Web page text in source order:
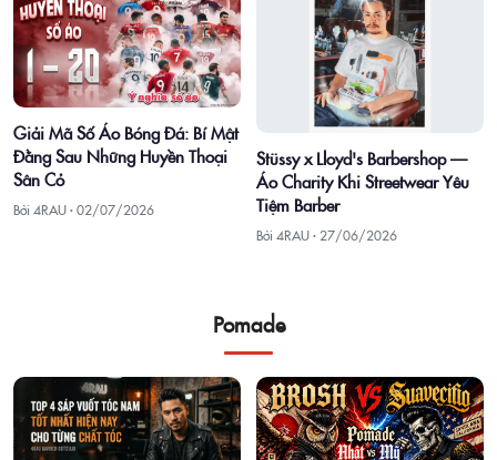
Giải Mã Số Áo Bóng Đá: Bí Mật
Đằng Sau Những Huyền Thoại
Sân Cỏ
Bởi 4RAU ·02/07/2026
Stüssy x Lloyd's Barbershop —
Áo Charity Khi Streetwear Yêu
Tiệm Barber
Bởi 4RAU · 27/06/2026
Pomade